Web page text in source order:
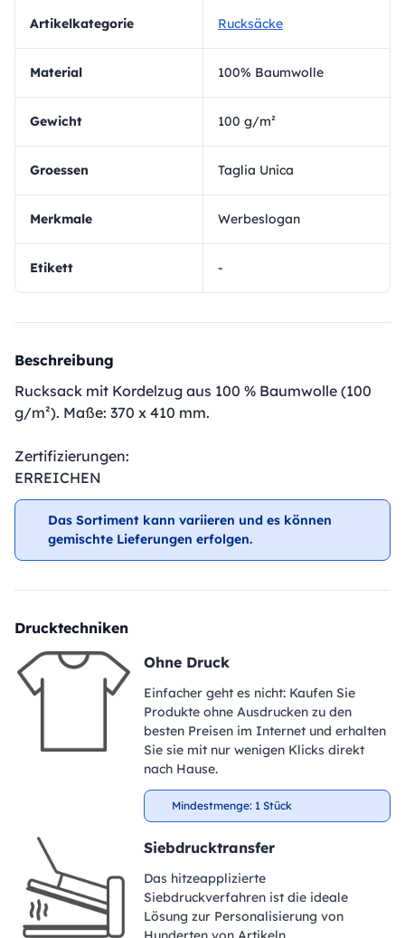
Artikelkategorie Rucksäcke
Material 100% Baumwolle
Gewicht 100 g/m²
Groessen Taglia Unica
Merkmale Werbeslogan
Etikett -
Beschreibung
Rucksack mit Kordelzug aus 100 % Baumwolle (100
g/m²). Maße: 370 x 410 mm.
Zertifizierungen:
ERREICHEN
Das Sortiment kann variieren und es können
gemischte Lieferungen erfolgen.
Drucktechniken
Ohne Druck
Einfacher geht es nicht: Kaufen Sie
Produkte ohne Ausdrucken zu den
besten Preisen im Internet und erhalten
Sie sie mit nur wenigen Klicks direkt
nach Hause.
Mindestmenge: 1 Stück
Siebdrucktransfer
Das hitzeapplizierte
Siebdruckverfahren ist die ideale
Lösung zur Personalisierung von